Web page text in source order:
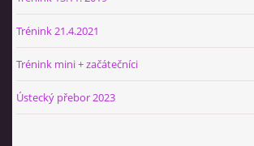
Trénink 21.4.2021
Trénink mini + začátečníci
Ústecký přebor 2023